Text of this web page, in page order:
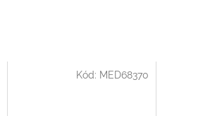
Kód: MED68370